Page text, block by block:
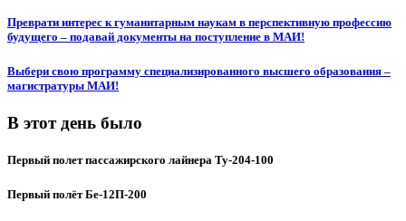
Преврати интерес к гуманитарным наукам в перспективную профессию
будущего – подавай документы на поступление в МАИ!
Выбери свою программу специализированного высшего образования –
магистратуры МАИ!
В этот день было
Первый полет пассажирского лайнера Ту-204-100
Первый полёт Бе-12П-200